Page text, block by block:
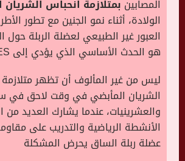
المصابين بمتلازمة انحباس
الولادة، أثناء نمو الجنين مع تطور
العبور غير الطبيعي لعضلة الربلة حول
هو الحدث الأساسي الذي يؤدي إلى PAES.
ليس من غير المألوف أن تظهر
الشريان المأبضي في وقت لاحق في
والعشرينيات، عندما يشارك العديد
الأنشطة الرياضية والتدريب على
عضلة ربلة الساق يحرض المشكلة